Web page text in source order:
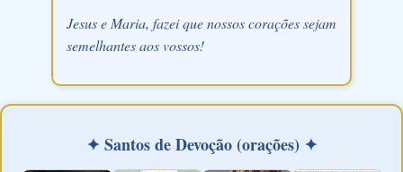
Jesus e Maria, fazei que nossos corações sejam
semelhantes aos vossos!
✦ Santos de Devoção (orações) ✦